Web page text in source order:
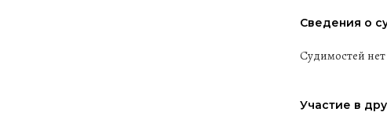
Сведения о
Судимостей нет
Участие в